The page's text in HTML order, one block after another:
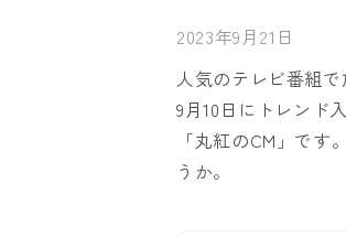
2023年9月21日
人気のテレビ番組
9月10日にトレンド
「丸紅のCM」で
うか。